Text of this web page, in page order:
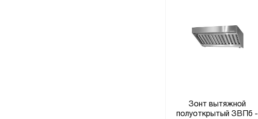
Зонт вытяжной
полуоткрытый ЗВПб -